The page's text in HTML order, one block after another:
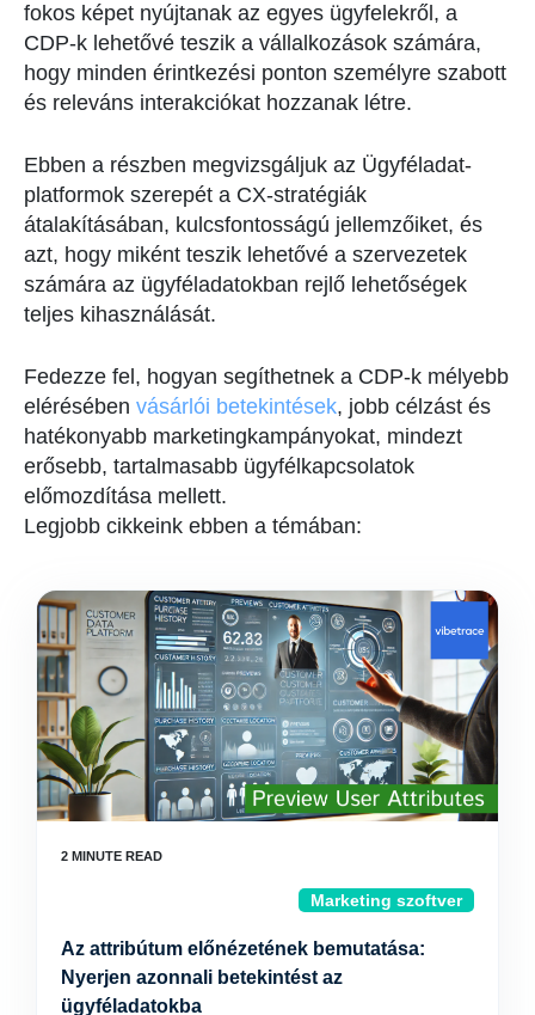
fokos képet nyújtanak az egyes ügyfelekről, a
CDP-k lehetővé teszik a vállalkozások számára,
hogy minden érintkezési ponton személyre szabott
és releváns interakciókat hozzanak létre.
Ebben a részben megvizsgáljuk az Ügyféladat-
platformok szerepét a CX-stratégiák
átalakításában, kulcsfontosságú jellemzőiket, és
azt, hogy miként teszik lehetővé a szervezetek
számára az ügyféladatokban rejlő lehetőségek
teljes kihasználását.
Fedezze fel, hogyan segíthetnek a CDP-k mélyebb
elérésében vásárlói betekintések, jobb célzást és
hatékonyabb marketingkampányokat, mindezt
erősebb, tartalmasabb ügyfélkapcsolatok
előmozdítása mellett.
Legjobb cikkeink ebben a témában:
Marketing szoftver
Az attribútum előnézetének bemutatása:
Nyerjen azonnali betekintést az
ügyféladatokba